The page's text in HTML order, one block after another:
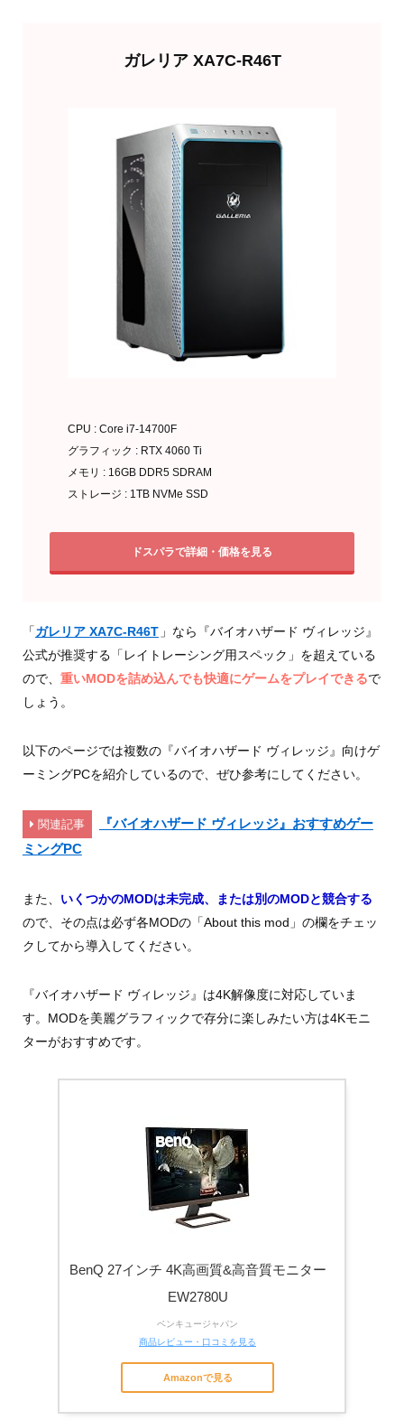
ガレリア XA7C-R46T
CPU : Core i7-14700F
グラフィック : RTX 4060 Ti
メモリ : 16GB DDR5 SDRAM
ストレージ : 1TB NVMe SSD
ドスパラで詳細・価格を見る
「ガレリア XA7C-R46T 」なら『バイオハザード ヴィレッジ』
公式が推奨する「レイトレーシング用スペック」を超えている
ので、 重いMODを詰め込んでも快適にゲームをプレイできるで
しょう。
以下のページでは複数の『バイオハザード ヴィレッジ』向けゲ
ーミングPCを紹介しているので、ぜひ参考にしてください。
関連記事
『バイオハザード ヴィレッジ』おすすめゲー
ミングPC
また、 いくつかのMODは未完成、または別のMODと競合する
ので、その点は必ず各MODの「About this mod」の欄をチェッ
クしてから導入してください。
『バイオハザード ヴィレッジ』は4K解像度に対応していま
す。MODを美麗グラフィックで存分に楽しみたい方は4Kモニ
ターがおすすめです。
BenQ 27インチ 4K高画質&高音質モニター
EW2780U
ベンキュージャパン
商品レビュー・口コミを見る
Amazonで見る